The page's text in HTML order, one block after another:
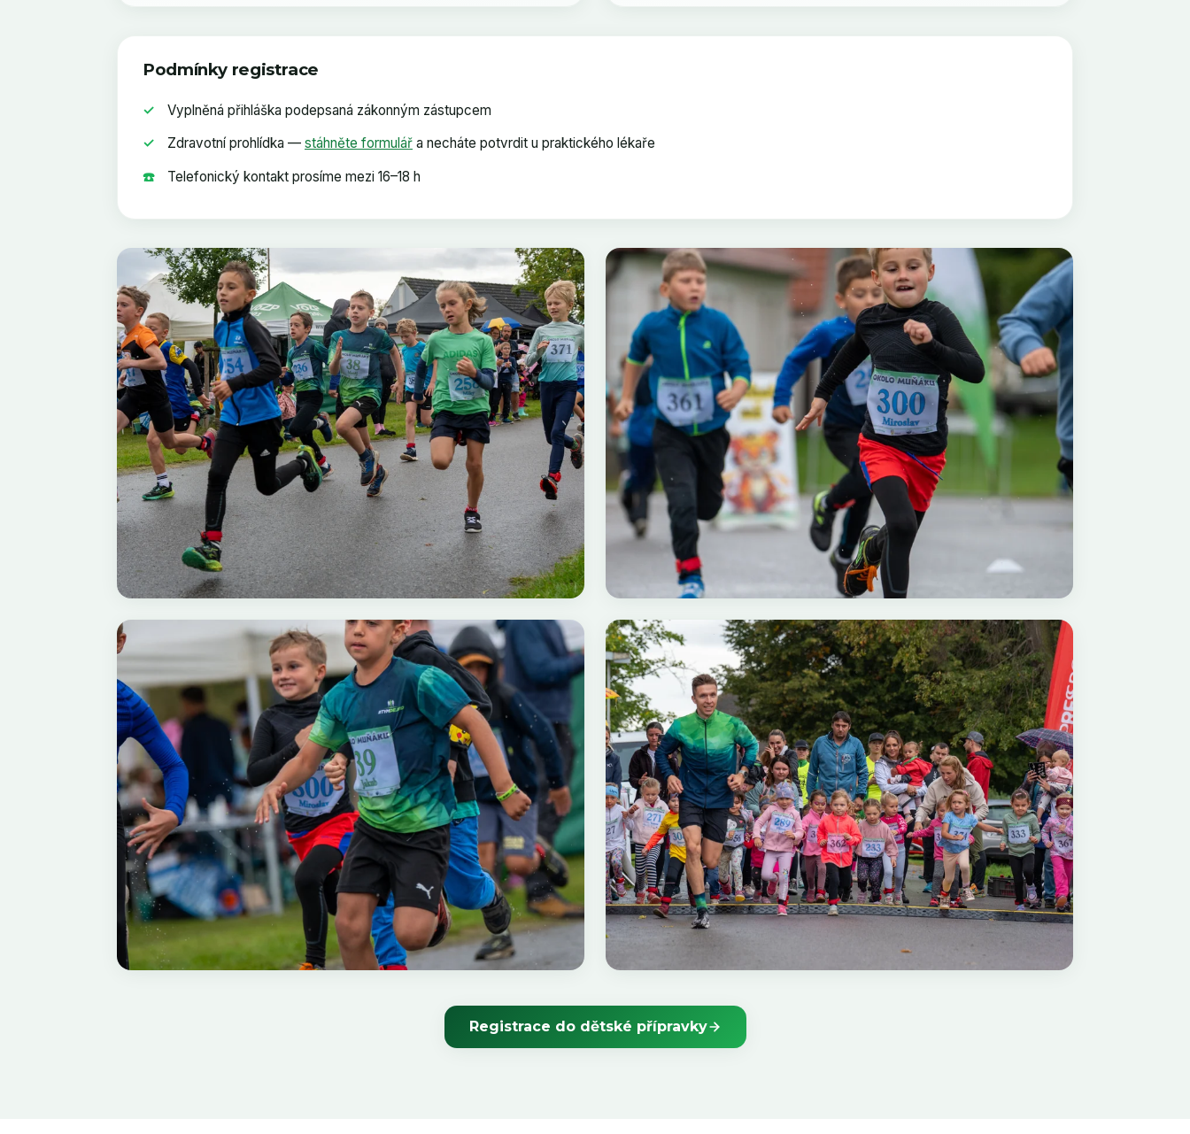
Podmínky registrace
✓
Vyplněná přihláška podepsaná zákonným zástupcem
✓
Zdravotní prohlídka — stáhněte formulář a necháte potvrdit u praktického lékaře
☎️
Telefonický kontakt prosíme mezi 16–18 h
Registrace do dětské přípravky